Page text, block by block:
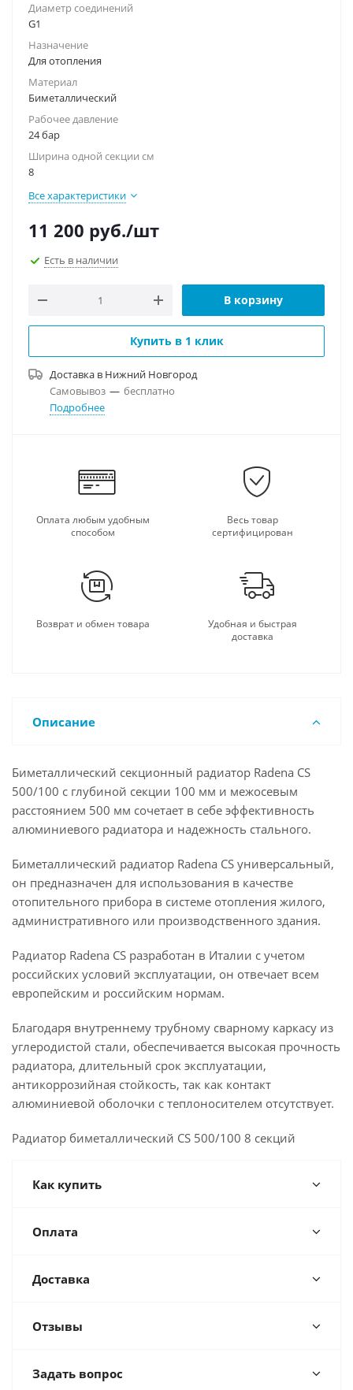
Диаметр соединений
G1
Назначение
Для отопления
Материал
Биметаллический
Рабочее давление
24 бар
Ширина одной секции см
8
Все характеристики
11 200 руб./шт
Есть в наличии
В корзину
Купить в 1 клик
Доставка в Нижний Новгород
Самовывоз — бесплатно
Подробнее
Оплата любым удобным
способом
Весь товар
сертифицирован
Возврат и обмен товара
Удобная и быстрая
доставка
Описание
Биметаллический секционный радиатор Radena CS
500/100 с глубиной секции 100 мм и межосевым
расстоянием 500 мм сочетает в себе эффективность
алюминиевого радиатора и надежность стального.
Биметаллический радиатор Radena CS универсальный,
он предназначен для использования в качестве
отопительного прибора в системе отопления жилого,
административного или производственного здания.
Радиатор Radena CS разработан в Италии с учетом
российских условий эксплуатации, он отвечает всем
европейским и российским нормам.
Благодаря внутреннему трубному сварному каркасу из
углеродистой стали, обеспечивается высокая прочность
радиатора, длительный срок эксплуатации,
антикоррозийная стойкость, так как контакт
алюминиевой оболочки с теплоносителем отсутствует.
Радиатор биметаллический CS 500/100 8 секций
Как купить
Оплата
Доставка
Отзывы
Задать вопрос